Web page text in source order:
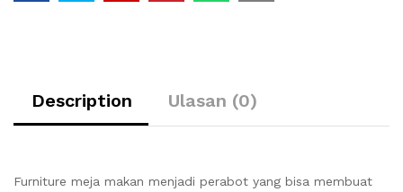
Description Ulasan (0)
Furniture meja makan menjadi perabot yang bisa membuat